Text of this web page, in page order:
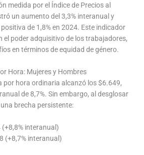
medida por el Índice de Precios al
un aumento del 3,3% interanual y
de 1,8% en 2024. Este indicador
el poder adquisitivo de los trabajadores,
en términos de equidad de género.
Hora: Mujeres y Hombres
por hora ordinaria alcanzó los $6.649,
de 8,7%. Sin embargo, al desglosar
brecha persistente:
(+8,8% interanual)
(+8,7% interanual)